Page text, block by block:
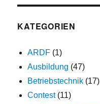
KATEGORIEN
ARDF (1)
Ausbildung (47)
Betriebstechnik (17)
Contest(11)